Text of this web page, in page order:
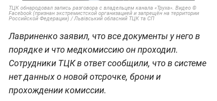
ТЦК обнародовал запись разговора с владельцем канала «Труха». Видео ©
Facebook (признан экстремистской организацией и запрещён на территории
Российской Федерации) / Львівський обласний ТЦК та СП
Лавриненко заявил, что все документы у него в
порядке и что медкомиссию он проходил.
Сотрудники ТЦК в ответ сообщили, что в системе
нет данных о новой отсрочке, брони и
прохождении комиссии.